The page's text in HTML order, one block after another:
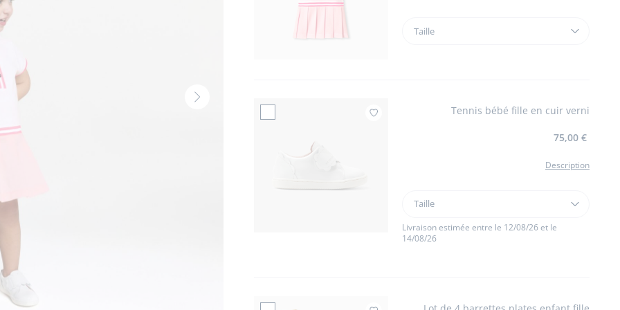
Volgende
Taille
Robe
Taille
Ajouter à mes favoris : Tennis bébé fille en
Tennis bébé fille en cuir verni
75,00 €
Description
Taille
bébé
fille
Taille
Livraison estimée entre le 12/08/26 et le
14/08/26